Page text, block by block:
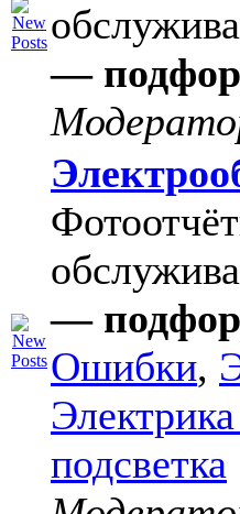
—
—
Ошибки,
подсветка